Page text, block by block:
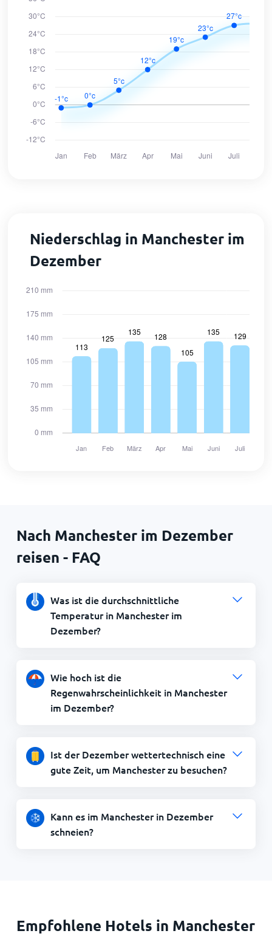
Niederschlag in Manchester im
Dezember
Nach Manchester im Dezember
reisen - FAQ
Was ist die durchschnittliche
Temperatur in Manchester im
Dezember?
Wie hoch ist die
Regenwahrscheinlichkeit in Manchester
im Dezember?
Ist der Dezember wettertechnisch eine
gute Zeit, um Manchester zu besuchen?
Kann es im Manchester in Dezember
schneien?
Empfohlene Hotels in Manchester